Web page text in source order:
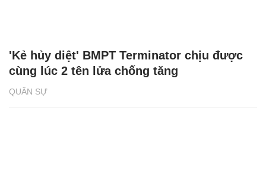
QUÂN SỰ
'Kẻ hủy diệt' BMPT Terminator chịu được
cùng lúc 2 tên lửa chống tăng